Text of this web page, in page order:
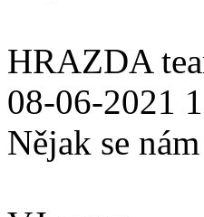
HRAZDA
08-06-2021
Nějak se